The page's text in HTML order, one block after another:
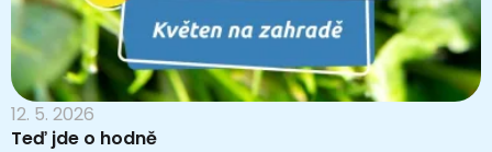
12. 5. 2026
Teď jde o hodně